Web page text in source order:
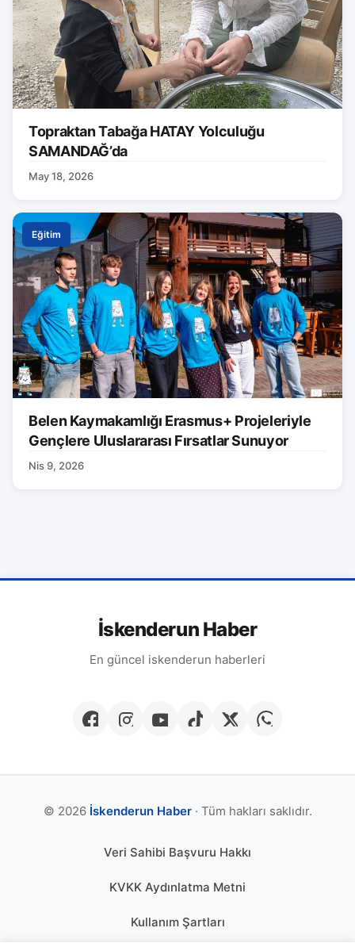
Topraktan Tabağa HATAY Yolculuğu
SAMANDAĞ’da
May 18, 2026
Eğitim
Belen Kaymakamlığı Erasmus+ Projeleriyle
Gençlere Uluslararası Fırsatlar Sunuyor
Nis 9, 2026
İskenderun Haber
En güncel iskenderun haberleri
© 2026 İskenderun Haber· Tüm hakları saklıdır.
Veri Sahibi Başvuru Hakkı
KVKK Aydınlatma Metni
Kullanım Şartları